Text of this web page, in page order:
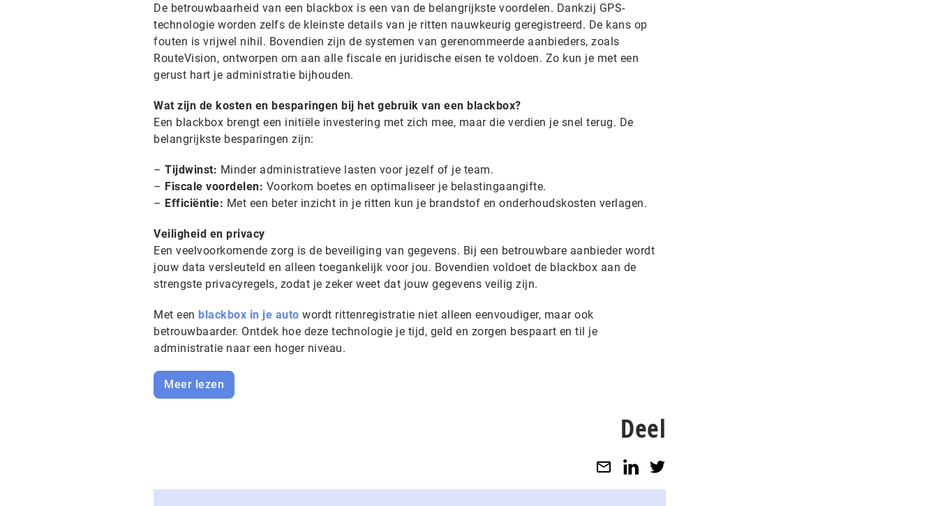
De betrouwbaarheid van een blackbox is een van de belangrijkste voordelen. Dankzij GPS-
technologie worden zelfs de kleinste details van je ritten nauwkeurig geregistreerd. De kans op
fouten is vrijwel nihil. Bovendien zijn de systemen van gerenommeerde aanbieders, zoals
RouteVision, ontworpen om aan alle fiscale en juridische eisen te voldoen. Zo kun je met een
gerust hart je administratie bijhouden.
Wat zijn de kosten en besparingen bij het gebruik van een blackbox?
Een blackbox brengt een initiële investering met zich mee, maar die verdien je snel terug. De
belangrijkste besparingen zijn:
– Tijdwinst: Minder administratieve lasten voor jezelf of je team.
– Fiscale voordelen: Voorkom boetes en optimaliseer je belastingaangifte.
– Efficiëntie: Met een beter inzicht in je ritten kun je brandstof en onderhoudskosten verlagen.
Veiligheid en privacy
Een veelvoorkomende zorg is de beveiliging van gegevens. Bij een betrouwbare aanbieder wordt
jouw data versleuteld en alleen toegankelijk voor jou. Bovendien voldoet de blackbox aan de
strengste privacyregels, zodat je zeker weet dat jouw gegevens veilig zijn.
Met een blackbox in je auto wordt rittenregistratie niet alleen eenvoudiger, maar ook
betrouwbaarder. Ontdek hoe deze technologie je tijd, geld en zorgen bespaart en til je
administratie naar een hoger niveau.
Meer lezen
Deel